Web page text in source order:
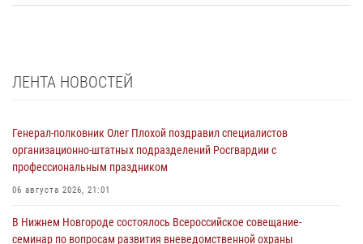
ЛЕНТА НОВОСТЕЙ
Генерал-полковник Олег Плохой поздравил специалистов
организационно-штатных подразделений Росгвардии с
профессиональным праздником
06 августа 2026, 21:01
В Нижнем Новгороде состоялось Всероссийское совещание-
семинар по вопросам развития вневедомственной охраны